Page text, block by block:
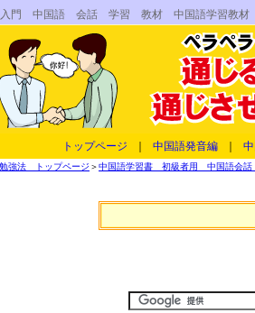
入門 中国語 会話 学習 教材 中国語学習教
トップページ 中国語発音編
強法 トップページ ＞中国語学習書 初級者用 中国語会話